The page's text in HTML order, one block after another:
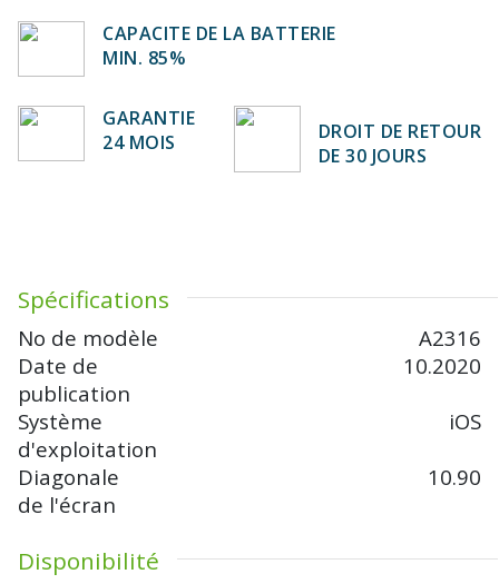
CAPACITE DE LA BATTERIE
MIN. 85%
GARANTIE
24 MOIS
DROIT DE RETOUR
DE 30 JOURS
Spécifications
No de modèle
A2316
Date de
publication
10.2020
Système
d'exploitation
iOS
Diagonale
de l'écran
10.90
Disponibilité